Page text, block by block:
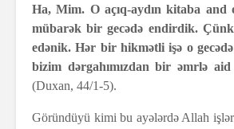
Ha, Mim. O açıq-aydın kitaba
mübarək bir gecədə endirdik.
edənik. Hər bir hikmətli işə o
bizim dərgahımızdan bir əmrlə
(Duxan, 44/1-5).
Göründüyü kimi bu ayələrdə Allah